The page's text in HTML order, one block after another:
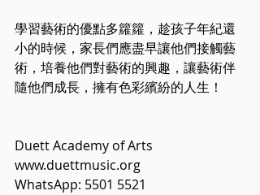
學習藝術的優點多籮籮，趁孩子年紀還
小的時候，家長們應盡早讓他們接觸藝
術，培養他們對藝術的興趣，讓藝術伴
隨他們成長，擁有色彩繽紛的人生！
Duett Academy of Arts
www.duettmusic.org
WhatsApp: 5501 5521